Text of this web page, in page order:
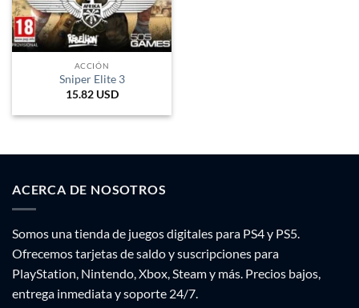
ACCIÓN
Sniper Elite 3
15.82 USD
ACERCA DE NOSOTROS
Somos una tienda de juegos digitales para PS4 y PS5.
Ofrecemos tarjetas de saldo y suscripciones para
PlayStation, Nintendo, Xbox, Steam y más. Precios bajos,
entrega inmediata y soporte 24/7.